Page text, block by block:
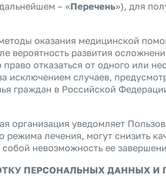
– «Перечень»), для
оказания медицинской
вероятность развития
отказаться от одного или
исключением случаев,
граждан в Российской
организация уведомляет
режима лечения, могут снизить
невозможность ее
ПЕРСОНАЛЬНЫХ ДАННЫХ